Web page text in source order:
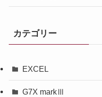
カテゴリー
EXCEL
G7X markⅢ